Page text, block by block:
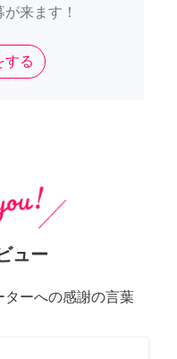
来ます！
する
ュー
ターへの感謝の言葉